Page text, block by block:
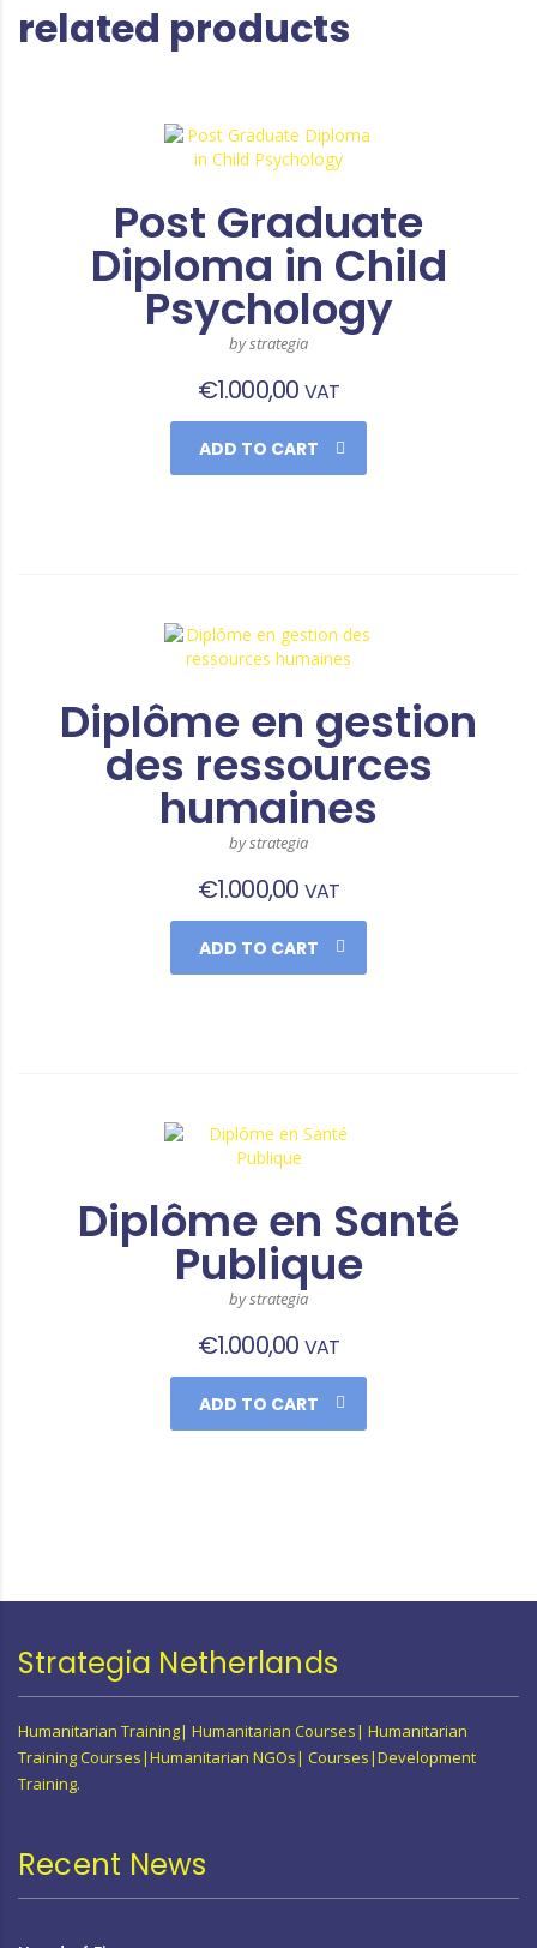
related products
Post Graduate
Diploma in Child
Psychology
by strategia
€1.000,00 VAT
ADD TO CART
Diplôme en gestion
des ressources
humaines
by strategia
€1.000,00 VAT
ADD TO CART
Diplôme en Santé
Publique
by strategia
€1.000,00 VAT
ADD TO CART
Strategia Netherlands
Humanitarian Training| Humanitarian Courses| Humanitarian
Training Courses|Humanitarian NGOs| Courses|Development
Training.
Recent News